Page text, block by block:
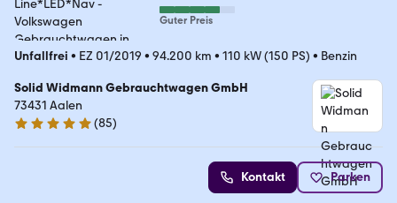
Guter Preis
Unfallfrei • EZ 01/2019 • 94.200 km • 110 kW (150 PS) • Benzin
Solid Widmann Gebrauchtwagen GmbH
73431 Aalen
4.8 Sterne
(85)
Kontakt Parken